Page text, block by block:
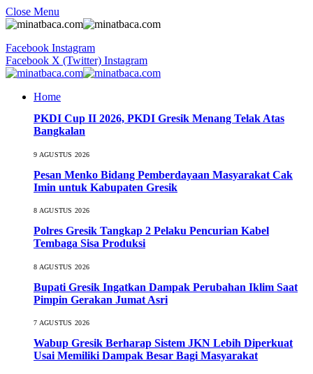
Close Menu
Facebook Instagram
Facebook X (Twitter) Instagram
Home
PKDI Cup II 2026, PKDI Gresik Menang Telak Atas
Bangkalan
9 AGUSTUS 2026
Pesan Menko Bidang Pemberdayaan Masyarakat Cak
Imin untuk Kabupaten Gresik
8 AGUSTUS 2026
Polres Gresik Tangkap 2 Pelaku Pencurian Kabel
Tembaga Sisa Produksi
8 AGUSTUS 2026
Bupati Gresik Ingatkan Dampak Perubahan Iklim Saat
Pimpin Gerakan Jumat Asri
7 AGUSTUS 2026
Wabup Gresik Berharap Sistem JKN Lebih Diperkuat
Usai Memiliki Dampak Besar Bagi Masyarakat